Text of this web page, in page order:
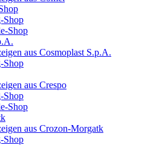
Shop
Shop
aus Cosmoplast S.p.A.
Shop
aus Crespo
Shop
Shop
aus Crozon-Morgatk
Shop